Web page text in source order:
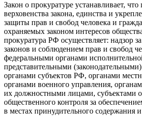
Закон о прокуратуре устанавливает, что
верховенства закона, единства и
защиты прав и свобод человека и
охраняемых законом интересов
прокуратура РФ осуществляет: надзор
законов и соблюдением прав и свобод
федеральными органами
представительными
органами субъектов РФ, органами
органами военного управления,
их должностными лицами, субъектами
общественного контроля за
в местах принудительного содержания